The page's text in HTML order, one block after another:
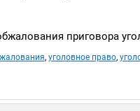
приговора
, уголовное право,